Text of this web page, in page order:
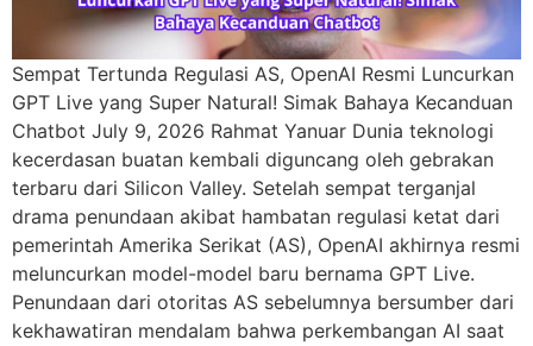
Sempat Tertunda Regulasi AS, OpenAI Resmi Luncurkan
GPT Live yang Super Natural! Simak Bahaya Kecanduan
Chatbot July 9, 2026 Rahmat Yanuar Dunia teknologi
kecerdasan buatan kembali diguncang oleh gebrakan
terbaru dari Silicon Valley. Setelah sempat terganjal
drama penundaan akibat hambatan regulasi ketat dari
pemerintah Amerika Serikat (AS), OpenAI akhirnya resmi
meluncurkan model-model baru bernama GPT Live.
Penundaan dari otoritas AS sebelumnya bersumber dari
kekhawatiran mendalam bahwa perkembangan AI saat